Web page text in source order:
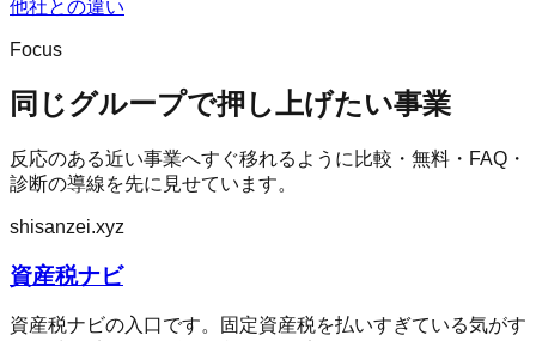
他社との違い
Focus
同じグループで押し上げたい事業
反応のある近い事業へすぐ移れるように比較・無料・FAQ・
診断の導線を先に見せています。
shisanzei.xyz
資産税ナビ
資産税ナビの入口です。固定資産税を払いすぎている気がす